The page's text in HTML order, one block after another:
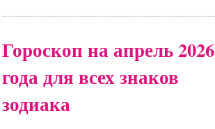
Гороскоп на апрель 2026
года для всех знаков
зодиака